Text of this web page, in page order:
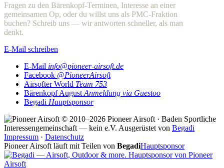
Fragen zu den Bärenkopf-Terminen, Interesse an einer
gemeinsamen Op, oder du willst uns als PMC-Fraktion
buchen? Schreib uns — wir antworten schneller, als man
denkt.
E-Mail schreiben
E-Mail info@pioneer-airsoft.de
Facebook @PioneerAirsoft
Airsofter World Team 753
Bärenkopf August Anmeldung via Guestoo
Begadi Hauptsponsor
© 2010–2026 Pioneer Airsoft · Baden Sportliche
Interessengemeinschaft — kein e.V. Ausgerüstet von Begadi
Impressum · Datenschutz
Pioneer Airsoft läuft mit Teilen von BegadiHauptsponsor